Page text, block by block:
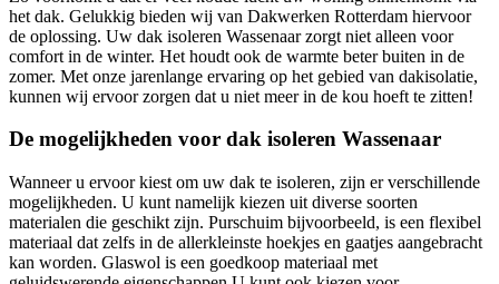
het dak. Gelukkig bieden wij van Dakwerken Rotterdam hiervoor
de oplossing. Uw dak isoleren Wassenaar zorgt niet alleen voor
comfort in de winter. Het houdt ook de warmte beter buiten in de
zomer. Met onze jarenlange ervaring op het gebied van dakisolatie,
kunnen wij ervoor zorgen dat u niet meer in de kou hoeft te zitten!
De mogelijkheden voor dak isoleren Wassenaar
Wanneer u ervoor kiest om uw dak te isoleren, zijn er verschillende
mogelijkheden. U kunt namelijk kiezen uit diverse soorten
materialen die geschikt zijn. Purschuim bijvoorbeeld, is een flexibel
materiaal dat zelfs in de allerkleinste hoekjes en gaatjes aangebracht
kan worden. Glaswol is een goedkoop materiaal met